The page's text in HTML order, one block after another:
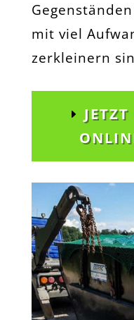
mit viel
zerkleinern